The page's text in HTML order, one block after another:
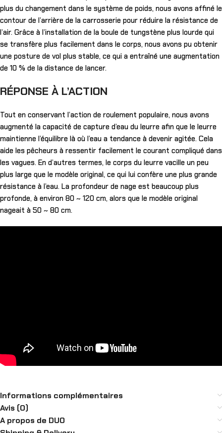
plus du changement dans le système de poids, nous avons affiné le
contour de l’arrière de la carrosserie pour réduire la résistance de
l’air. Grâce à l’installation de la boule de tungstène plus lourde qui
se transfère plus facilement dans le corps, nous avons pu obtenir
une posture de vol plus stable, ce qui a entraîné une augmentation
de 10 % de la distance de lancer.
RÉPONSE À L’ACTION
Tout en conservant l’action de roulement populaire, nous avons
augmenté la capacité de capture d’eau du leurre afin que le leurre
maintienne l’équilibre là où l’eau a tendance à devenir agitée. Cela
aide les pêcheurs à ressentir facilement le courant compliqué dans
les vagues. En d’autres termes, le corps du leurre vacille un peu
plus large que le modèle original, ce qui lui confère une plus grande
résistance à l’eau. La profondeur de nage est beaucoup plus
profonde, à environ 80 ~ 120 cm, alors que le modèle original
nageait à 50 ~ 80 cm.
Informations complémentaires
Avis (0)
A propos de DUO